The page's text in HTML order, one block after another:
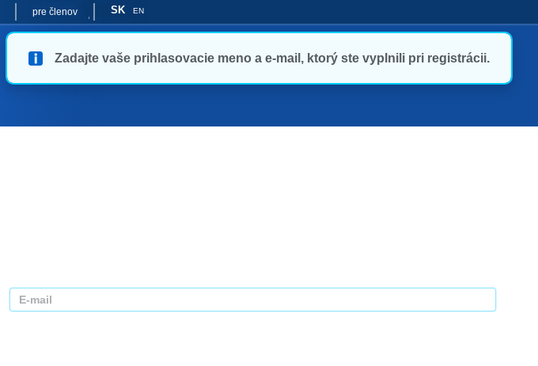
pre členov SK EN
Zadajte vaše prihlasovacie meno a e-mail, ktorý ste vyplnili pri registrácii.